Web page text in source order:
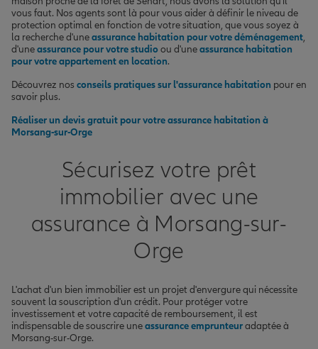
vous faut. Nos agents sont là pour vous aider à définir le niveau de
protection optimal en fonction de votre situation, que vous soyez à
la recherche d'uneassurance habitation pour votre déménagement,
d'uneassurance pour votre studioou d'uneassurance habitation
pour votre appartement en location.
Découvrez nos conseils pratiques sur l'assurance habitation pour en
savoir plus.
Réaliser un devis gratuit pour votre assurance habitation à
Morsang-sur-Orge
Sécurisez votre prêt
immobilier avec une
assurance à Morsang-sur-
Orge
L'achat d'un bien immobilier est un projet d'envergure qui nécessite
souvent la souscription d'un crédit. Pour protéger votre
investissement et votre capacité de remboursement, il est
indispensable de souscrire uneassurance emprunteuradaptée à
Morsang-sur-Orge.